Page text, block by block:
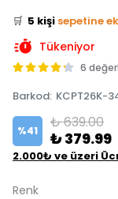
🛒 5 kişi sepetine
✅ Bugün 1 adet
Tükeniyor
6
Barkod: KCPT26K-
%41 ₺ 639.00
₺ 379.99
2.000₺ ve üzeri
Renk